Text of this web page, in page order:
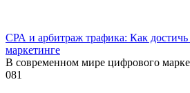
СРА и арбитраж трафика: Как
маркетинге
В современном мире цифрового
081